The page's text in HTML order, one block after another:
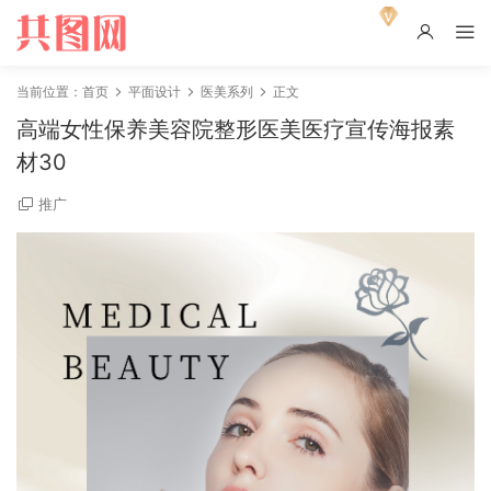
当前位置： 首页 平面设计 医美系列 正文
高端女性保养美容院整形医美医疗宣传海报素
材30
推广